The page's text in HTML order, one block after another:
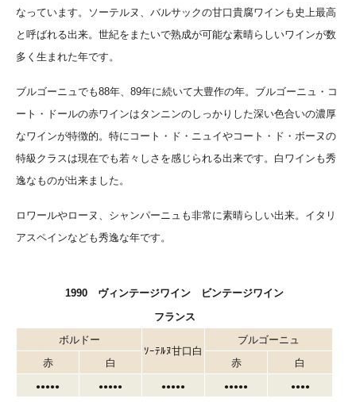
なっています。ソーテルヌ、バルサックの甘口貴腐ワインも史上最高
と呼ばれる出来。世紀をまたいで熟成が可能な素晴らしいワインが数
多く生まれた年です。
ブルゴーニュでも88年、89年に続いて大豊作の年。ブルゴーニュ・コ
ート・ドールの赤ワインはタンニンのしっかりした深い色合いの濃厚
なワインが特徴的。特にコート・ド・ニュイやコート・ド・ボーヌの
特級クラスは現在でも若々しさを感じられる出来です。白ワインも秀
逸なものが出来ました。
ロワールやローヌ、シャンパーニュも非常に素晴らしい出来。イタリ
アスペインなども秀逸な年です。
1990 ヴィンテージワイン ビンテージワイン
フランス
ボルドー
ｿｰﾃﾙﾇ甘口白
ブルゴーニュ
赤
白 赤 白
●●●●● ●●●●● ●●●●● ●●●●● ●●●●